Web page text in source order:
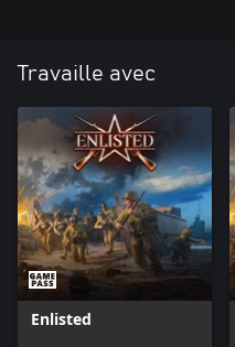
Travaille avec
Enlisted